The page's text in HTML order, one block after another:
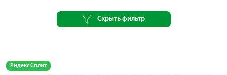
Скрыть фильтр
Яндекс Сплит